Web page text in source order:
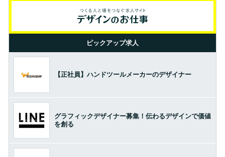
ピックアップ求人
【正社員】ハンドツールメーカーのデザイナー
グラフィックデザイナー募集！伝わるデザインで価値
を創る